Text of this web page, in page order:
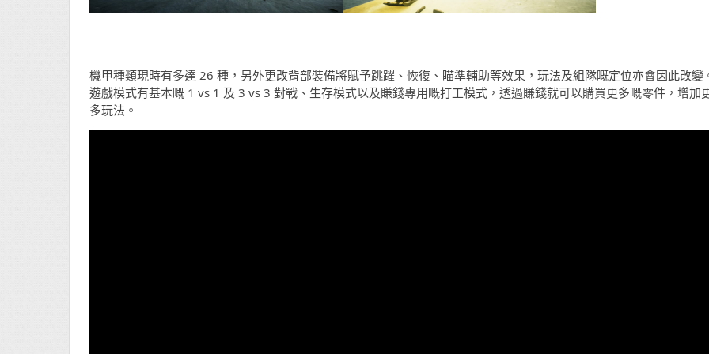
機甲種類現時有多達 26 種，另外更改背部裝備將賦予跳躍、恢復、瞄準輔助等效果，玩法及組隊嘅定位亦會因此改變
遊戲模式有基本嘅 1 vs 1 及 3 vs 3 對戰、生存模式以及賺錢專用嘅打工模式，透過賺錢就可以購買更多嘅零件，增加
多玩法。